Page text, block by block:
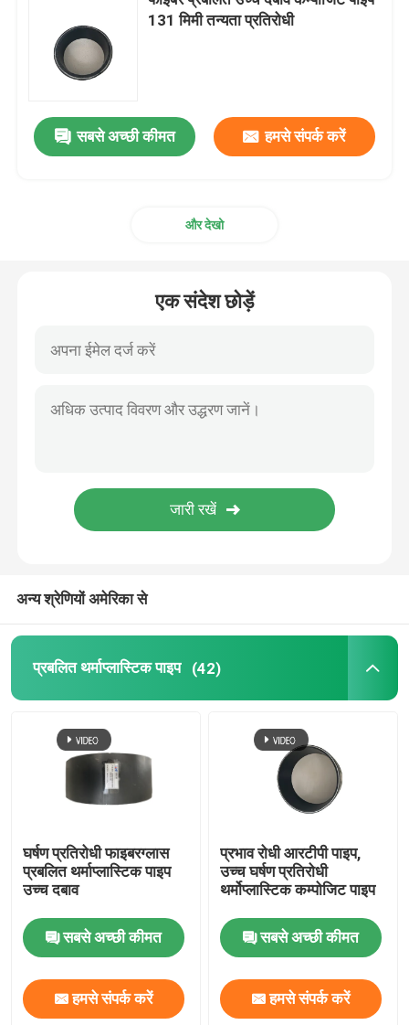
थर्मोप्लास्टिक कम्पोजिट पाइप
समग्र गैस पाइप
खनन कम्पोजिट पाइप
131 मिमी तन्यता प्रतिरोधी
सबसे अच्छी कीमत हमसे संपर्क करें
और देखो
एक संदेश छोड़ें
अन्य श्रेणियों अमेरिका से
प्रबलित थर्माप्लास्टिक पाइप (42)
घर्षण प्रतिरोधी फाइबरग्लास
प्रबलित थर्माप्लास्टिक पाइप
उच्च दबाव
सबसे अच्छी कीमत
हमसे संपर्क करें
प्रभाव रोधी आरटीपी पाइप,
उच्च घर्षण प्रतिरोधी
थर्मोप्लास्टिक कम्पोजिट पाइप
सबसे अच्छी कीमत
हमसे संपर्क करें